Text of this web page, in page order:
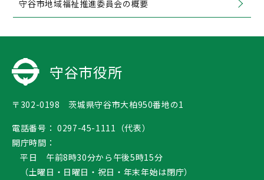
守谷市地域福祉推進委員会の概要
守谷市役所
〒302-0198 茨城県守谷市大柏950番地の1
電話番号： 0297-45-1111（代表）
開庁時間：
平日 午前8時30分から午後5時15分
（土曜日・日曜日・祝日・年末年始は閉庁）